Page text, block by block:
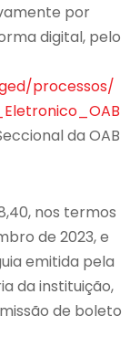
por
digital, pelo
processos/
da OAB
nos termos
de 2023, e
emitida pela
da instituição,
de boleto